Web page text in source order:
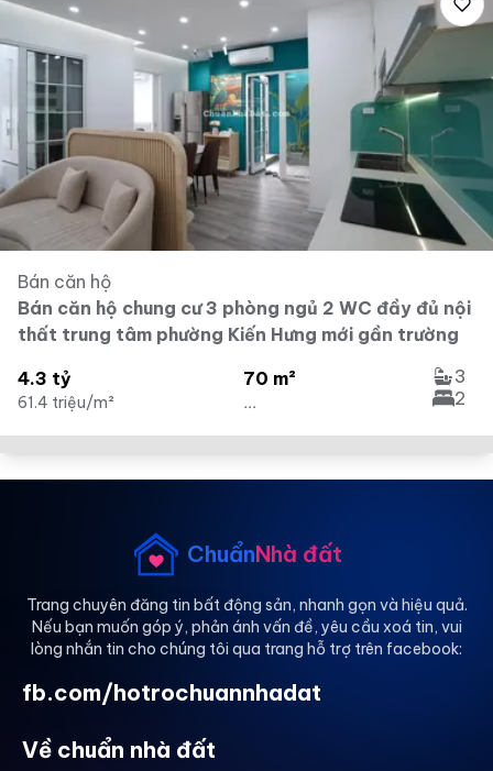
Bán căn hộ
Bán căn hộ chung cư 3 phòng ngủ 2 WC đầy đủ nội
thất trung tâm phường Kiến Hưng mới gần trường
4.3 tỷ
61.4 triệu/m²
70 m²
...
3
2
ChuẩnNhà đất
Trang chuyên đăng tin bất động sản, nhanh gọn và hiệu quả.
Nếu bạn muốn góp ý, phản ánh vấn đề, yêu cầu xoá tin, vui
lòng nhắn tin cho chúng tôi qua trang hỗ trợ trên facebook:
fb.com/hotrochuannhadat
Về chuẩn nhà đất